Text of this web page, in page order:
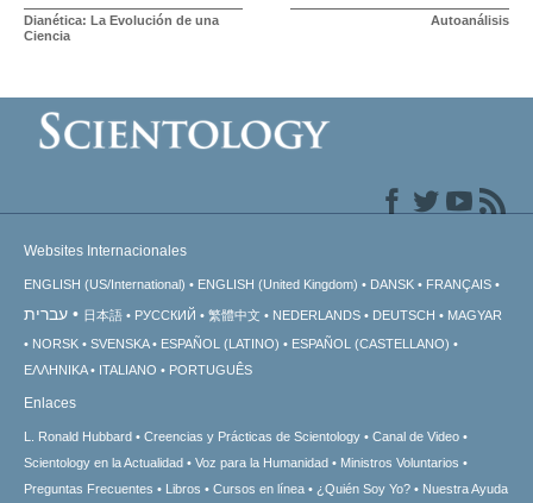
Dianética: La Evolución de una
Ciencia
Autoanálisis
Websites Internacionales
ENGLISH (US/International) ENGLISH (United Kingdom) DANSK FRANÇAIS
עברית 日本語 РУССКИЙ 繁體中文 NEDERLANDS DEUTSCH
MAGYAR
NORSK
SVENSKA ESPAÑOL (LATINO)
ESPAÑOL (CASTELLANO)
ΕΛΛΗΝΙΚA
ITALIANO PORTUGUÊS
Enlaces
L. Ronald Hubbard Creencias y Prácticas de Scientology
Canal de Video
Scientology en la Actualidad
Voz para la Humanidad
Ministros Voluntarios
Preguntas Frecuentes
Libros Cursos en línea ¿Quién Soy Yo? Nuestra Ayuda